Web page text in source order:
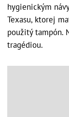
hygienickým
Texasu, ktorej
použitý tampón.
tragédiou.